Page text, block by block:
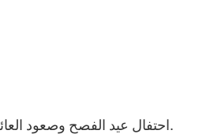
احتفال عيد الفصح وصعود العائلة للهيكل في أورشليم: يعبر عن عائلة يسوع وسط جمع من اليهود على الطريق نحو الهيكل، يعكس أجواء الأعياد المقدسة.